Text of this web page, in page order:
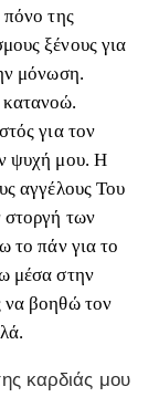
της
ξένους για
μόνωση.
για τον
ψυχή μου. Η
αγγέλους Του
στοργή των
το πάν για το
μέσα στην
να βοηθώ τον
καρδιάς μου